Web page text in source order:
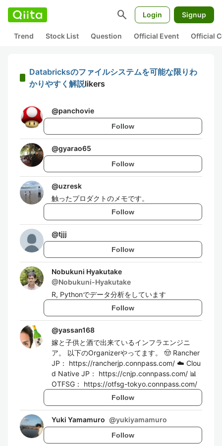
search Login Signup
Trend Stock List Question Official Event Official
Databricksのファイルシステムを可能な限りわ
かりやすく解説likers
@panchovie
Follow
@gyarao65
Follow
@uzresk
触ったプロダクトのメモです。
Follow
@tjjj
Follow
Nobukuni Hyakutake
@Nobukuni-Hyakutake
R, Pythonでデータ分析をしています
Follow
@yassan168
嫁と子供と酒で出来ているインフラエンジニ
ア。 以下のOrganizerやってます。 🤠 Rancher
JP： https://rancherjp.connpass.com/ ☁️ Clou
d Native JP： https://cnjp.connpass.com/ 📊
OTFSG： https://otfsg-tokyo.connpass.com/
Follow
Yuki Yamamuro @yukiyamamuro
Follow